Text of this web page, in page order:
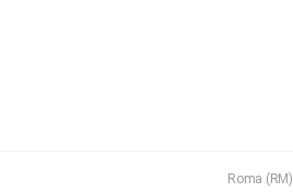
Roma (RM)